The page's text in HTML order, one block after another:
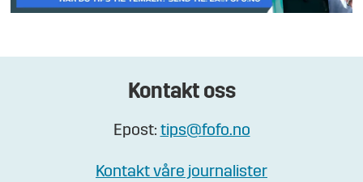
Kontakt oss
Epost: tips@fofo.no
Kontakt våre journalister